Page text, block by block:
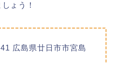
ょう！
広島県廿日市市宮島